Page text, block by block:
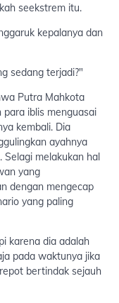
seekstrem itu.
kepalanya dan
sedang terjadi?"
Putra Mahkota
iblis menguasai
kembali. Dia
ayahnya
melakukan hal
yang
dengan mengecap
yang paling
karena dia adalah
pada waktunya jika
bertindak sejauh